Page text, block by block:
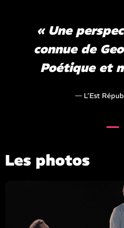
« Une
connue de
Poétique et
— L’Est
Les photos